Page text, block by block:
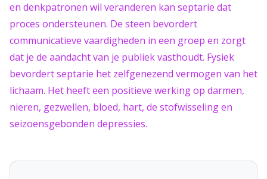
en denkpatronen wil veranderen kan septarie dat
proces ondersteunen. De steen bevordert
communicatieve vaardigheden in een groep en zorgt
dat je de aandacht van je publiek vasthoudt. Fysiek
bevordert septarie het zelfgenezend vermogen van het
lichaam. Het heeft een positieve werking op darmen,
nieren, gezwellen, bloed, hart, de stofwisseling en
seizoensgebonden depressies.